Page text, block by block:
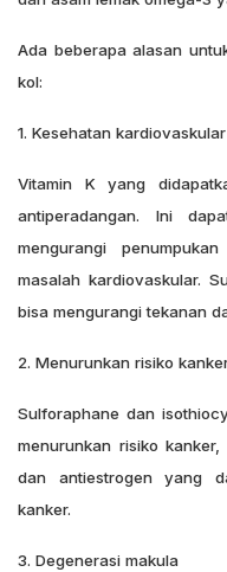
Ada beberapa alasan
kol:
1. Kesehatan kardiovaskular
Vitamin K yang
antiperadangan. Ini
mengurangi
masalah kardiovaskular.
bisa mengurangi tekanan
2. Menurunkan risiko
Sulforaphane dan
menurunkan risiko
dan antiestrogen yang
kanker.
3. Degenerasi makula